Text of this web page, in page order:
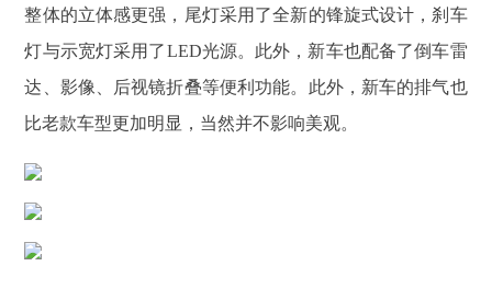
整体的立体感更强，尾灯采用了全新的锋旋式设计，刹车
灯与示宽灯采用了LED光源。此外，新车也配备了倒车雷
达、影像、后视镜折叠等便利功能。此外，新车的排气也
比老款车型更加明显，当然并不影响美观。